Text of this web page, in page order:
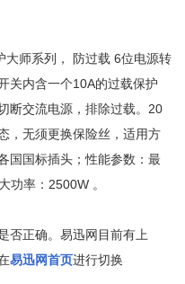
大师系列， 防过载 6位电源转
关内含一个10A的过载保护
断交流电源，排除过载。20
，无须更换保险丝，适用方
国国标插头；性能参数：最
功率：2500W 。
否正确。易迅网目前有上
易迅网首页进行切换